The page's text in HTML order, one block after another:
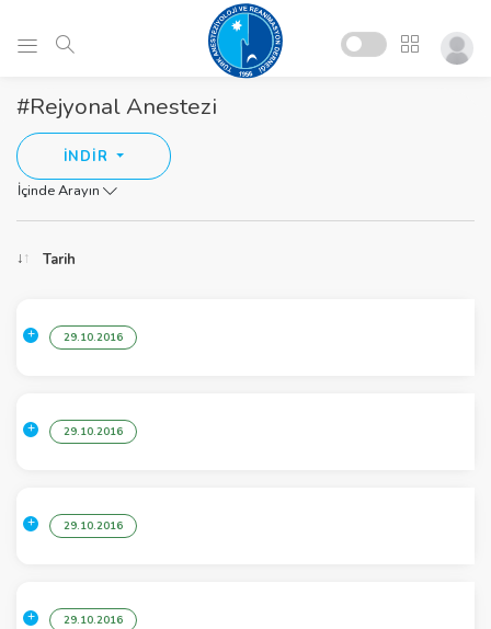
#Rejyonal Anestezi
İNDİR
İçinde Arayın
Tarih
29.10.2016
29.10.2016
29.10.2016
29.10.2016